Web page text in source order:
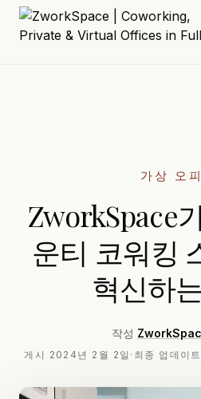
가상 오
ZworkSpace
운티 코워킹
혁신하
작성
게시 2024년 2월 2일 · 최종 업데이트